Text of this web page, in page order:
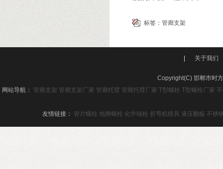
标签： 管廊支架
关于我们
Copyright(C) 邯郸市时
网站导航： 管廊支架 管廊支架厂家 管廊托臂 管廊托臂厂家 T型螺栓 T型螺栓厂家
友情链接： 管片螺栓 地脚螺栓 化学锚栓 折弯机模具 液压翻板 不锈